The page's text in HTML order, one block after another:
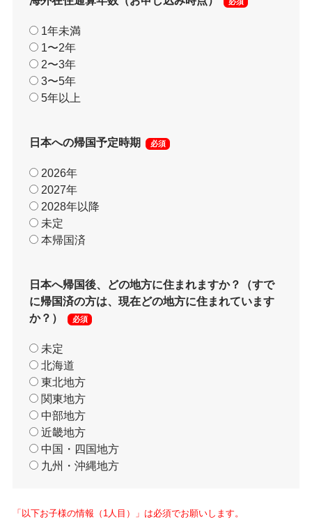
1年未満
1〜2年
2〜3年
3〜5年
5年以上
日本への帰国予定時期 必須
2026年
2027年
2028年以降
未定
本帰国済
日本へ帰国後、どの地方に住まれますか？（すで
に帰国済の方は、現在どの地方に住まれています
か？）
必須
未定
北海道
東北地方
関東地方
中部地方
近畿地方
中国・四国地方
九州・沖縄地方
「以下お子様の情報（1人目）」は必須でお願いします。